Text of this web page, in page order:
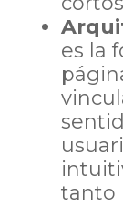
es la
tanto